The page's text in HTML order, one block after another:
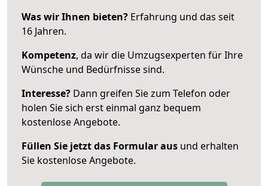
Was wir Ihnen bieten? Erfahrung und das seit
16 Jahren.
Kompetenz, da wir die Umzugsexperten für Ihre
Wünsche und Bedürfnisse sind.
Interesse? Dann greifen Sie zum Telefon oder
holen Sie sich erst einmal ganz bequem
kostenlose Angebote.
Füllen Sie jetzt das Formular aus und erhalten
Sie kostenlose Angebote.